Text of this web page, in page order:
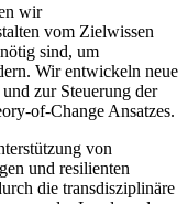
wir
vom Zielwissen
sind, um
Wir entwickeln neue
zur Steuerung der
of-Change Ansatzes.
von
und resilienten
die transdisziplinäre